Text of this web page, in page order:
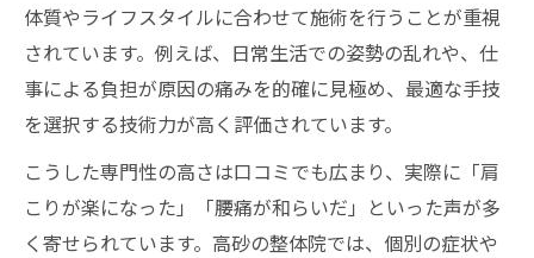
体質やライフスタイルに合わせて施術を行うことが重視
されています。例えば、日常生活での姿勢の乱れや、仕
事による負担が原因の痛みを的確に見極め、最適な手技
を選択する技術力が高く評価されています。
こうした専門性の高さは口コミでも広まり、実際に「肩
こりが楽になった」「腰痛が和らいだ」といった声が多
く寄せられています。高砂の整体院では、個別の症状や